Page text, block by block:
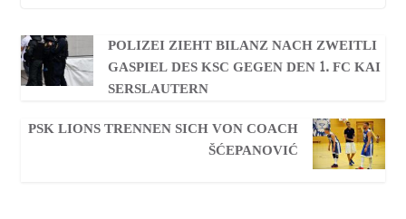
POLIZEI ZIEHT BILANZ NACH ZWEITLI
GASPIEL DES KSC GEGEN DEN 1. FC KAI
SERSLAUTERN
PSK LIONS TRENNEN SICH VON COACH
ŠĆEPANOVIĆ